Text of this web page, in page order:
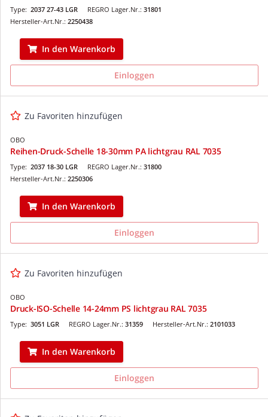
REGRO Lager.Nr.: 31801
Type: 2037 27-43 LGR
Hersteller-Art.Nr.: 2250438
In den Warenkorb
Einloggen
Zu Favoriten hinzufügen
OBO
Reihen-Druck-Schelle 18-30mm PA lichtgrau RAL 7035
REGRO Lager.Nr.: 31800
Type: 2037 18-30 LGR
Hersteller-Art.Nr.: 2250306
In den Warenkorb
Einloggen
Zu Favoriten hinzufügen
OBO
Druck-ISO-Schelle 14-24mm PS lichtgrau RAL 7035
REGRO Lager.Nr.: 31359
Type: 3051 LGR Hersteller-Art.Nr.: 2101033
In den Warenkorb
Einloggen